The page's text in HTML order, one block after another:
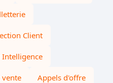
Client
Intelligence
Appels d'offre